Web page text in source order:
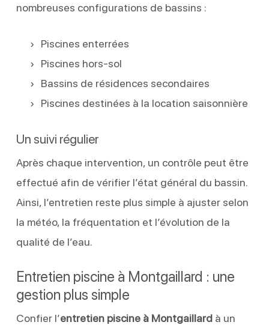
nombreuses configurations de bassins :
Piscines enterrées
Piscines hors-sol
Bassins de résidences secondaires
Piscines destinées à la location saisonnière
Un suivi régulier
Après chaque intervention, un contrôle peut être
effectué afin de vérifier l’état général du bassin.
Ainsi, l’entretien reste plus simple à ajuster selon
la météo, la fréquentation et l’évolution de la
qualité de l’eau.
Entretien piscine à Montgaillard : une
gestion plus simple
Confier l’entretien piscine à Montgaillardà un